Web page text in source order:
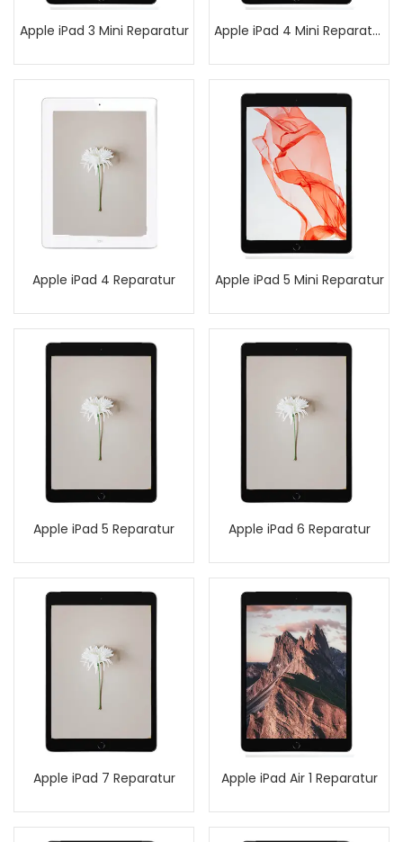
Apple iPad 3 Mini Reparatur Apple iPad 4 Mini Reparatur
Apple iPad 4 Reparatur Apple iPad 5 Mini Reparatur
Apple iPad 5 Reparatur Apple iPad 6 Reparatur
Apple iPad 7 Reparatur Apple iPad Air 1 Reparatur